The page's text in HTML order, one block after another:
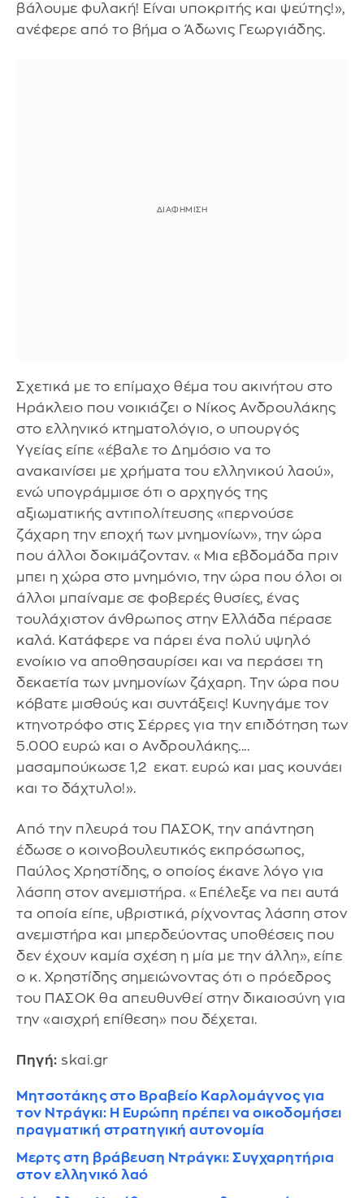
βάλουμε φυλακή! Είναι υποκριτής και ψεύτης!»,
ανέφερε από το βήμα ο Άδωνις Γεωργιάδης.
Σχετικά με το επίμαχο θέμα του ακινήτου στο
Ηράκλειο που νοικιάζει ο Νίκος Ανδρουλάκης
στο ελληνικό κτηματολόγιο, ο υπουργός
Υγείας είπε «έβαλε το Δημόσιο να το
ανακαινίσει με χρήματα του ελληνικού λαού»,
ενώ υπογράμμισε ότι ο αρχηγός της
αξιωματικής αντιπολίτευσης «περνούσε
ζάχαρη την εποχή των μνημονίων», την ώρα
που άλλοι δοκιμάζονταν. «Μια εβδομάδα πριν
μπει η χώρα στο μνημόνιο, την ώρα που όλοι οι
άλλοι μπαίναμε σε φοβερές θυσίες, ένας
τουλάχιστον άνθρωπος στην Ελλάδα πέρασε
καλά. Κατάφερε να πάρει ένα πολύ υψηλό
ενοίκιο να αποθησαυρίσει και να περάσει τη
δεκαετία των μνημονίων ζάχαρη. Την ώρα που
κόβατε μισθούς και συντάξεις! Κυνηγάμε τον
κτηνοτρόφο στις Σέρρες για την επιδότηση των
5.000 ευρώ και ο Ανδρουλάκης....
μασαμπούκωσε 1,2 εκατ. ευρώ και μας κουνάει
και το δάχτυλο!».
Από την πλευρά του ΠΑΣΟΚ, την απάντηση
έδωσε ο κοινοβουλευτικός εκπρόσωπος,
Παύλος Χρηστίδης, ο οποίος έκανε λόγο για
λάσπη στον ανεμιστήρα. «Επέλεξε να πει αυτά
τα οποία είπε, υβριστικά, ρίχνοντας λάσπη στον
ανεμιστήρα και μπερδεύοντας υποθέσεις που
δεν έχουν καμία σχέση η μία με την άλλη», είπε
ο κ. Χρηστίδης σημειώνοντας ότι ο πρόεδρος
του ΠΑΣΟΚ θα απευθυνθεί στην δικαιοσύνη για
την «αισχρή επίθεση» που δέχεται.
Πηγή: skai.gr
Μητσοτάκης στο Βραβείο Καρλομάγνος για
τον Ντράγκι: Η Ευρώπη πρέπει να οικοδομήσει
πραγματική στρατηγική αυτονομία
Μερτς στη βράβευση Ντράγκι: Συγχαρητήρια
στον ελληνικό λαό